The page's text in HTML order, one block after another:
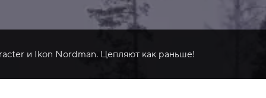
и Ikon Nordman. Цепляют как раньше!